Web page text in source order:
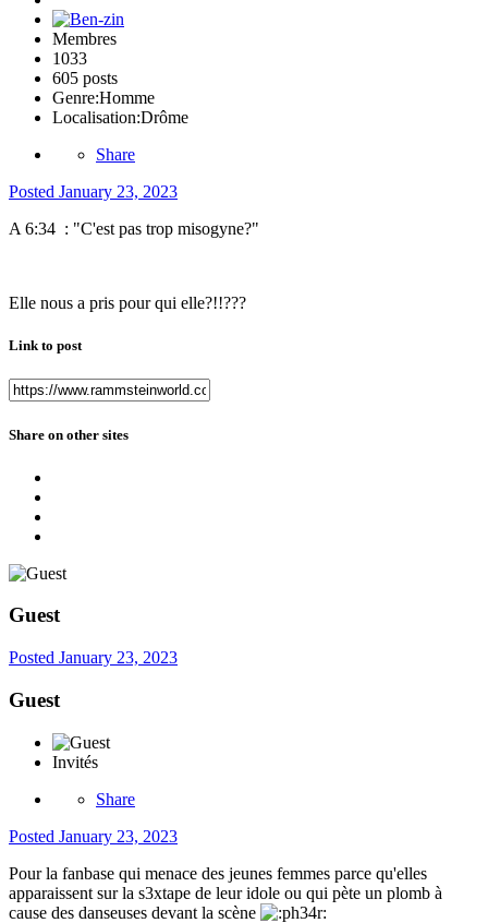
Membres
1033
605 posts
Genre:Homme
Localisation:Drôme
Share
Posted January 23, 2023
A 6:34 : "C'est pas trop misogyne?"
Elle nous a pris pour qui elle?!!???
Link to post
Share on other sites
Guest
Posted January 23, 2023
Guest
Invités
Share
Posted January 23, 2023
Pour la fanbase qui menace des jeunes femmes parce qu'elles
apparaissent sur la s3xtape de leur idole ou qui pète un plomb à
cause des danseuses devant la scène